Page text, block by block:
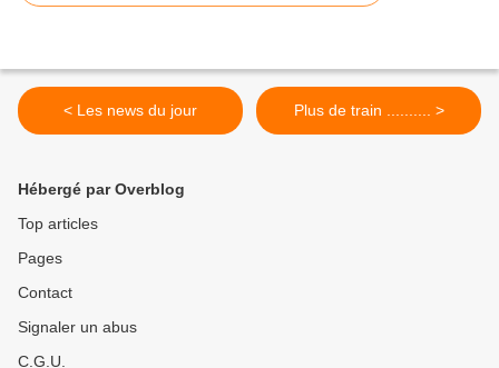
< Les news du jour Plus de train .......... >
Hébergé par Overblog
Top articles
Pages
Contact
Signaler un abus
C.G.U.